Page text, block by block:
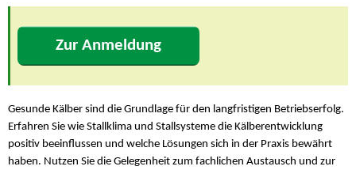
Zur Anmeldung
Gesunde Kälber sind die Grundlage für den langfristigen Betriebserfolg.
Erfahren Sie wie Stallklima und Stallsysteme die Kälberentwicklung
positiv beeinflussen und welche Lösungen sich in der Praxis bewährt
haben. Nutzen Sie die Gelegenheit zum fachlichen Austausch und zur